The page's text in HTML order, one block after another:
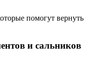
помогут вернуть
и сальников